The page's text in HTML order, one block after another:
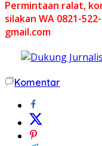
Permintaan ralat,
silakan WA 0821-
gmail.com
Komentar